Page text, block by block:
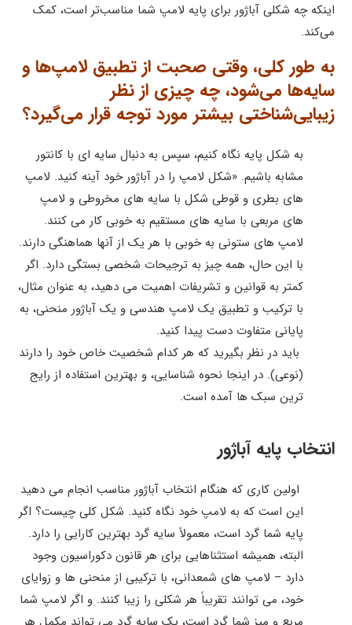
اینکه چه شکلی آباژور برای پایه لامپ شما مناسب‌تر است، کمک
می‌کند.
به طور کلی، وقتی صحبت از تطبیق لامپ‌ها و
سایه‌ها می‌شود، چه چیزی از نظر
زیبایی‌شناختی بیشتر مورد توجه قرار می‌گیرد؟
به شکل پایه نگاه کنیم، سپس به دنبال سایه ای با کانتور
مشابه باشیم. «شکل لامپ را در آباژور خود آینه کنید. لامپ
های بطری و قوطی شکل با سایه های مخروطی و لامپ
های مربعی با سایه های مستقیم به خوبی کار می کنند.
لامپ های ستونی به خوبی با هر یک از آنها هماهنگی دارند.
با این حال، همه چیز به ترجیحات شخصی بستگی دارد. اگر
کمتر به قوانین و تشریفات اهمیت می دهید، به عنوان مثال،
با ترکیب و تطبیق یک لامپ هندسی و یک آباژور منحنی، به
پایانی متفاوت دست پیدا کنید.
باید در نظر بگیرید که هر کدام شخصیت خاص خود را دارند
(نوعی). در اینجا نحوه شناسایی، و بهترین استفاده از رایج
ترین سبک ها آمده است.
انتخاب پایه آباژور
اولین کاری که هنگام انتخاب آباژور مناسب انجام می دهید
این است که به لامپ خود نگاه کنید. شکل کلی چیست؟ اگر
پایه شما گرد است، معمولاً سایه گرد بهترین کارایی را دارد.
البته، همیشه استثناهایی برای هر قانون دکوراسیون وجود
دارد – لامپ های شمعدانی، با ترکیبی از منحنی ها و زوایای
خود، می توانند تقریباً هر شکلی را زیبا کنند. و اگر لامپ شما